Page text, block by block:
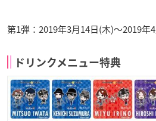
第1弾：2019年3月14日(木)～2019年
ドリンクメニュー特典